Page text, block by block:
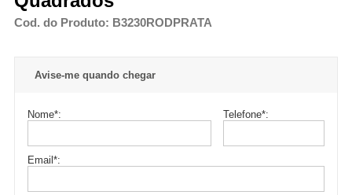
Cod. do Produto: B3230RODPRATA
Avise-me quando chegar
Nome*: Telefone*:
Email *: